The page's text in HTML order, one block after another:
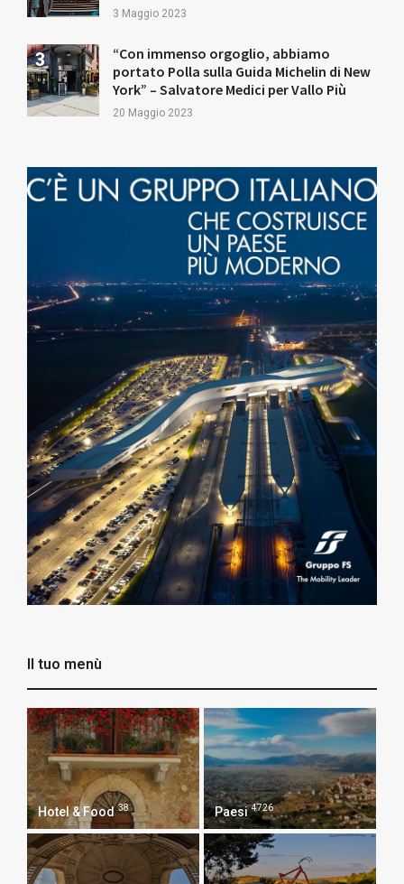
3 Maggio 2023
“Con immenso orgoglio, abbiamo
portato Polla sulla Guida Michelin di New
York” – Salvatore Medici per Vallo Più
20 Maggio 2023
Il tuo menù
Hotel & Food 38 Paesi 4726